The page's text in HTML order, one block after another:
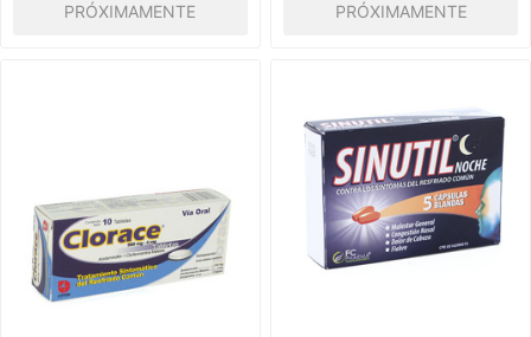
PRÓXIMAMENTE PRÓXIMAMENTE